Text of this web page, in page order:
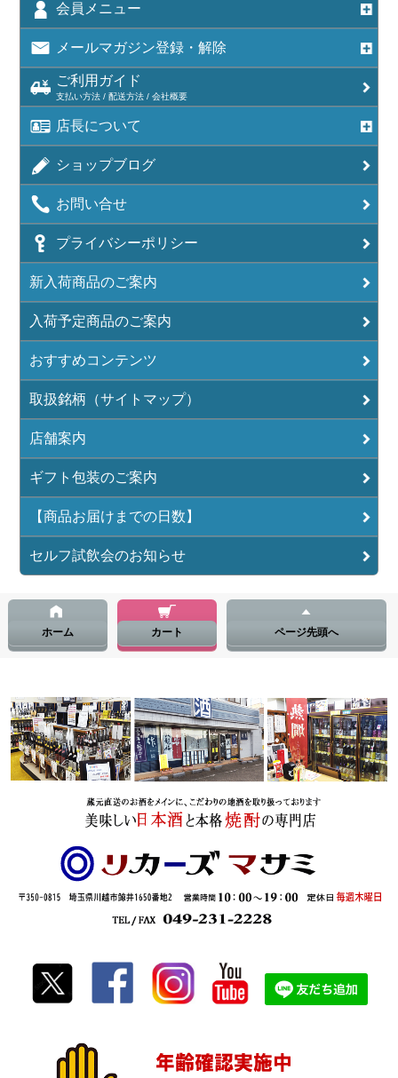
会員メニュー
メールマガジン登録・解除
ご利用ガイド
支払い方法 / 配送方法 / 会社概要
店長について
ショップブログ
お問い合せ
プライバシーポリシー
新入荷商品のご案内
入荷予定商品のご案内
おすすめコンテンツ
取扱銘柄（サイトマップ）
店舗案内
ギフト包装のご案内
【商品お届けまでの日数】
セルフ試飲会のお知らせ
ホーム カート ページ先頭へ